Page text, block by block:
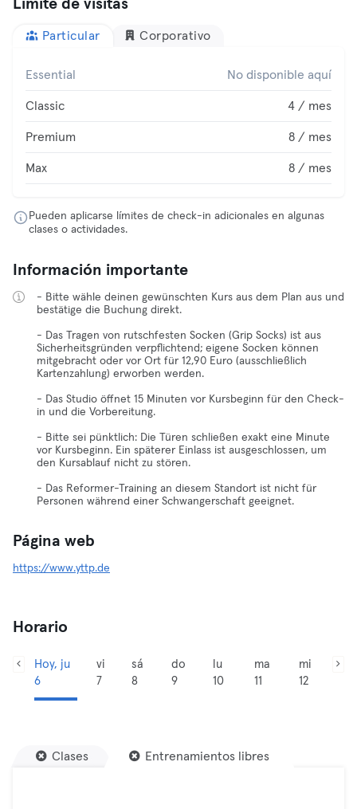
Límite de visitas
Particular Corporativo
Essential No disponible aquí
Classic 4 / mes
Premium 8 / mes
Max 8 / mes
Pueden aplicarse límites de check-in adicionales en algunas
clases o actividades.
Información importante
- Bitte wähle deinen gewünschten Kurs aus dem Plan aus und
bestätige die Buchung direkt.
- Das Tragen von rutschfesten Socken (Grip Socks) ist aus
Sicherheitsgründen verpflichtend; eigene Socken können
mitgebracht oder vor Ort für 12,90 Euro (ausschließlich
Kartenzahlung) erworben werden.
- Das Studio öffnet 15 Minuten vor Kursbeginn für den Check-
in und die Vorbereitung.
- Bitte sei pünktlich: Die Türen schließen exakt eine Minute
vor Kursbeginn. Ein späterer Einlass ist ausgeschlossen, um
den Kursablauf nicht zu stören.
- Das Reformer-Training an diesem Standort ist nicht für
Personen während einer Schwangerschaft geeignet.
Página web
https://www.yttp.de
Horario
Hoy, ju
6
vi
7
sá
8
do
9
lu
10
ma
11
mi
12
Clases Entrenamientos libres